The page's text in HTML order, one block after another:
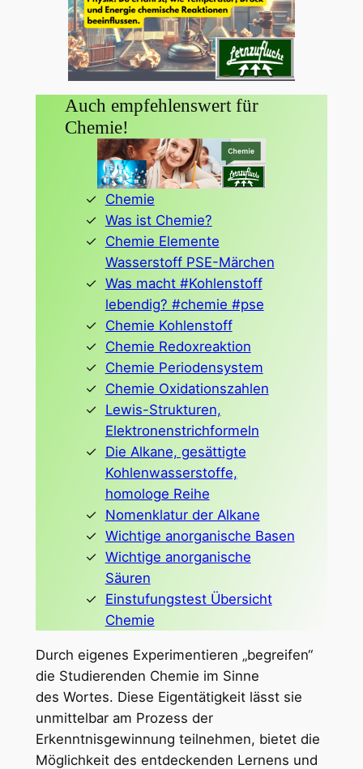
Auch empfehlenswert für
Chemie!
Chemie
Was ist Chemie?
Chemie Elemente
Wasserstoff PSE-Märchen
Was macht #Kohlenstoff
lebendig? #chemie #pse
Chemie Kohlenstoff
Chemie Redoxreaktion
Chemie Periodensystem
Chemie Oxidationszahlen
Lewis-Strukturen,
Elektronenstrichformeln
Die Alkane, gesättigte
Kohlenwasserstoffe,
homologe Reihe
Nomenklatur der Alkane
Wichtige anorganische Basen
Wichtige anorganische
Säuren
Einstufungstest Übersicht
Chemie
Durch eigenes Experimentieren „begreifen“
die Studierenden Chemie im Sinne
des Wortes. Diese Eigentätigkeit lässt sie
unmittelbar am Prozess der
Erkenntnisgewinnung teilnehmen, bietet die
Möglichkeit des entdeckenden Lernens und